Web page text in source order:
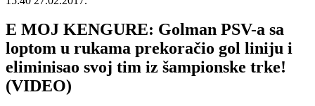
E MOJ KENGURE: Golman PSV-a sa
loptom u rukama prekoračio gol liniju i
eliminisao svoj tim iz šampionske trke!
(VIDEO)